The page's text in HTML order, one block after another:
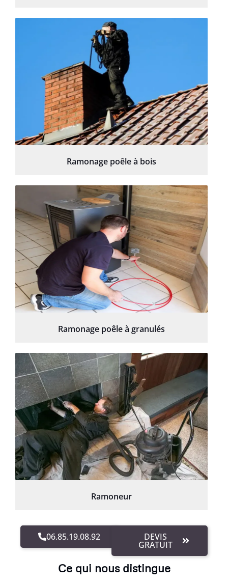
Ramonage poêle à bois
Ramonage poêle à granulés
Ramoneur
06.85.19.08.92 DEVIS
GRATUIT
Ce qui nous distingue